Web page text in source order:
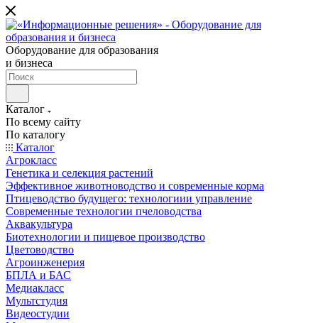
Оборудование для образования
и бизнеса
Каталог
По всему сайту
По каталогу
Каталог
Агрокласс
Генетика и селекция растений
Эффективное животноводство и современные корма
Птицеводство будущего: технологиии управление
Современные технологии пчеловодства
Аквакультура
Биотехнологии и пищевое производство
Цветоводство
Агроинженерия
БПЛА и БАС
Медиакласс
Мультстудия
Видеостудии